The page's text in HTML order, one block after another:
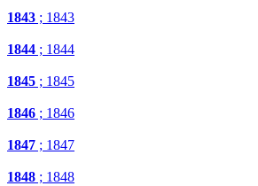
1843 ; 1843
1844 ; 1844
1845 ; 1845
1846 ; 1846
1847 ; 1847
1848 ; 1848